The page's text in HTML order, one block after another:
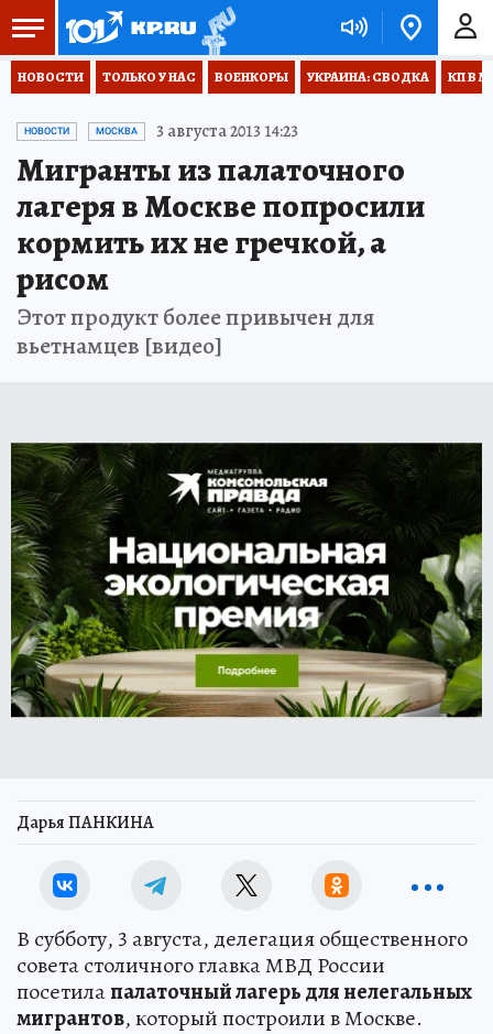
НОВОСТИ ТОЛЬКО У НАС ВОЕНКОРЫ УКРАИНА: СВОДКА КП В
НОВОСТИ МОСКВА 3 августа 2013 14:23
Мигранты из палаточного
лагеря в Москве попросили
кормить их не гречкой, а
рисом
Этот продукт более привычен для
вьетнамцев [видео]
Дарья ПАНКИНА
В субботу, 3 августа, делегация общественного
совета столичного главка МВД России
посетилапалаточный лагерь для нелегальных
мигрантов, который построили в Москве.